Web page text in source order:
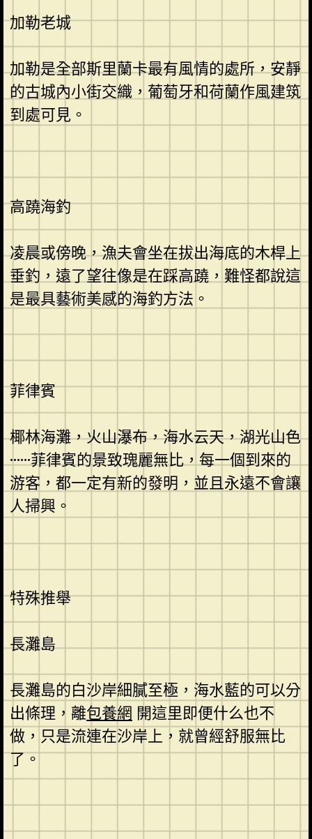
加勒老城
加勒是全部斯里蘭卡最有風情的處所，安靜
的古城內小街交織，葡萄牙和荷蘭作風建筑
到處可見。
高蹺海釣
凌晨或傍晚，漁夫會坐在拔出海底的木桿上
垂釣，遠了望往像是在踩高蹺，難怪都說這
是最具藝術美感的海釣方法。
菲律賓
椰林海灘，火山瀑布，海水云天，湖光山色
······菲律賓的景致瑰麗無比，每一個到來的
游客，都一定有新的發明，並且永遠不會讓
人掃興。
特殊推舉
長灘島
長灘島的白沙岸細膩至極，海水藍的可以分
出條理，離包養網 開這里即便什么也不
做，只是流連在沙岸上，就曾經舒服無比
了。